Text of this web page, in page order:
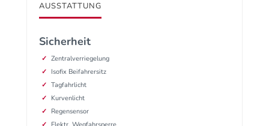
AUSSTATTUNG
Sicherheit
Zentralverriegelung
Isofix Beifahrersitz
Tagfahrlicht
Kurvenlicht
Regensensor